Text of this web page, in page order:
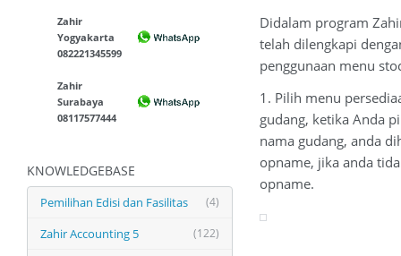
Zahir
Yogyakarta
082221345599
Zahir
Surabaya
08117577444
KNOWLEDGEBASE
(4)
Pemilihan Edisi dan Fasilitas
(122)
Zahir Accounting 5
Didalam program
telah dilengkapi
penggunaan menu
1. Pilih menu
gudang, ketika Anda
nama gudang, anda
opname, jika anda
opname.